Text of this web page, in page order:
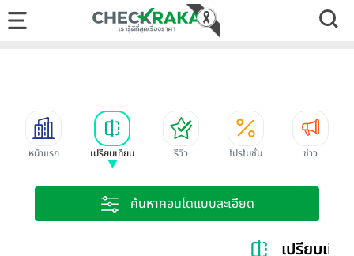
หน้าแรก เปรียบเทียบ รีวิว โปรโมชั่น ข่าว
ค้นหาคอนโดแบบละเอียด
เปรียบเที